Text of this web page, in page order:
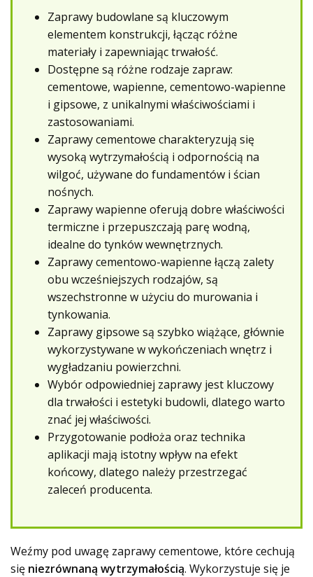
Zaprawy budowlane są kluczowym
elementem konstrukcji, łącząc różne
materiały i zapewniając trwałość.
Dostępne są różne rodzaje zapraw:
cementowe, wapienne, cementowo-wapienne
i gipsowe, z unikalnymi właściwościami i
zastosowaniami.
Zaprawy cementowe charakteryzują się
wysoką wytrzymałością i odpornością na
wilgoć, używane do fundamentów i ścian
nośnych.
Zaprawy wapienne oferują dobre właściwości
termiczne i przepuszczają parę wodną,
idealne do tynków wewnętrznych.
Zaprawy cementowo-wapienne łączą zalety
obu wcześniejszych rodzajów, są
wszechstronne w użyciu do murowania i
tynkowania.
Zaprawy gipsowe są szybko wiążące, głównie
wykorzystywane w wykończeniach wnętrz i
wygładzaniu powierzchni.
Wybór odpowiedniej zaprawy jest kluczowy
dla trwałości i estetyki budowli, dlatego warto
znać jej właściwości.
Przygotowanie podłoża oraz technika
aplikacji mają istotny wpływ na efekt
końcowy, dlatego należy przestrzegać
zaleceń producenta.
Weźmy pod uwagę zaprawy cementowe, które cechują
się niezrównaną wytrzymałością. Wykorzystuje się je